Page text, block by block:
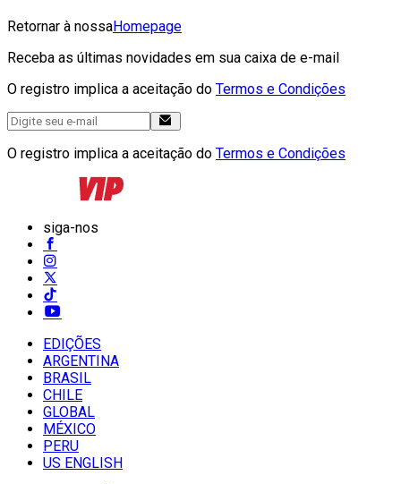
Retornar à nossaHomepage
Receba as últimas novidades em sua caixa de e-mail
O registro implica a aceitação do Termos e Condições
O registro implica a aceitação do Termos e Condições
siga-nos
EDIÇÕES
ARGENTINA
BRASIL
CHILE
GLOBAL
MÉXICO
PERU
US ENGLISH